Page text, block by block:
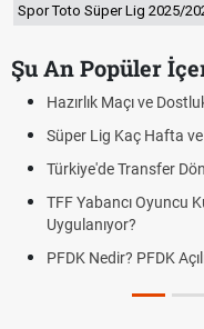
Spor Toto Süper Lig 2025/
Şu An Popüler
Hazırlık Maçı ve
Süper Lig Kaç Hafta
Türkiye'de Transfer
TFF Yabancı Oyuncu
Uygulanıyor?
PFDK Nedir? PFDK